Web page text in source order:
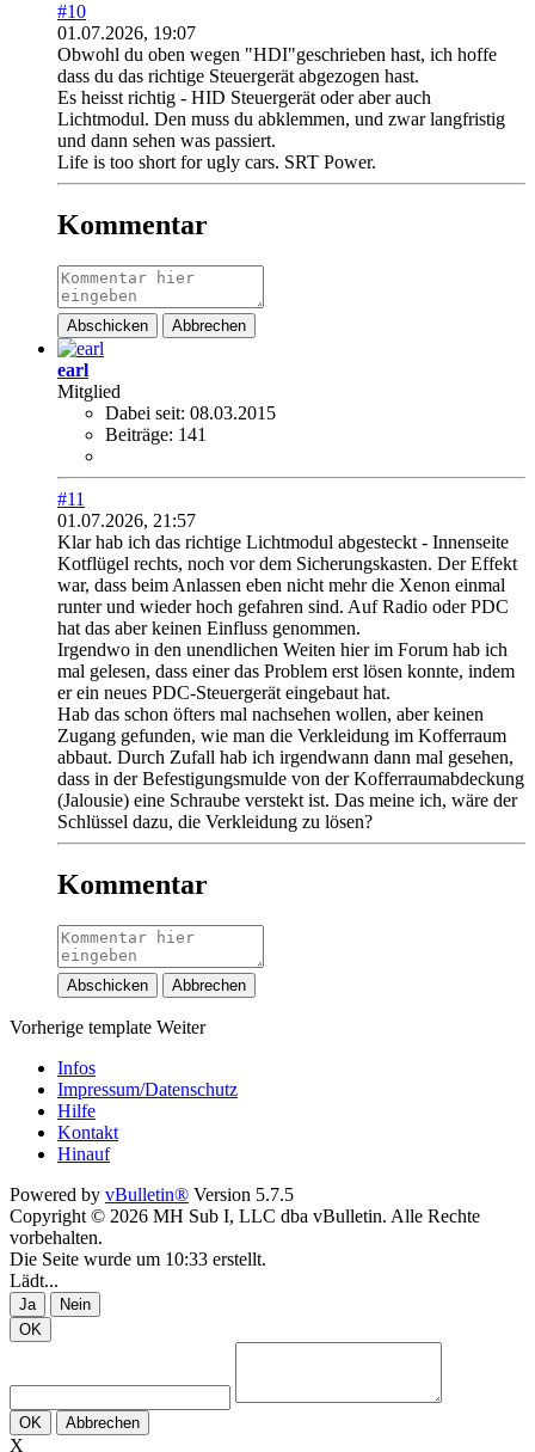
#10
01.07.2026, 19:07
Obwohl du oben wegen "HDI"geschrieben hast, ich hoffe
dass du das richtige Steuergerät abgezogen hast.
Es heisst richtig - HID Steuergerät oder aber auch
Lichtmodul. Den muss du abklemmen, und zwar langfristig
und dann sehen was passiert.
Life is too short for ugly cars. SRT Power.
Kommentar
Abschicken Abbrechen
earl
Mitglied
Dabei seit: 08.03.2015
Beiträge: 141
#11
01.07.2026, 21:57
Klar hab ich das richtige Lichtmodul abgesteckt - Innenseite
Kotflügel rechts, noch vor dem Sicherungskasten. Der Effekt
war, dass beim Anlassen eben nicht mehr die Xenon einmal
runter und wieder hoch gefahren sind. Auf Radio oder PDC
hat das aber keinen Einfluss genommen.
Irgendwo in den unendlichen Weiten hier im Forum hab ich
mal gelesen, dass einer das Problem erst lösen konnte, indem
er ein neues PDC-Steuergerät eingebaut hat.
Hab das schon öfters mal nachsehen wollen, aber keinen
Zugang gefunden, wie man die Verkleidung im Kofferraum
abbaut. Durch Zufall hab ich irgendwann dann mal gesehen,
dass in der Befestigungsmulde von der Kofferraumabdeckung
(Jalousie) eine Schraube verstekt ist. Das meine ich, wäre der
Schlüssel dazu, die Verkleidung zu lösen?
Kommentar
Abschicken Abbrechen
Vorherige template Weiter
Infos
Impressum/Datenschutz
Hilfe
Kontakt
Hinauf
Powered by vBulletin® Version 5.7.5
Copyright © 2026 MH Sub I, LLC dba vBulletin. Alle Rechte
vorbehalten.
Die Seite wurde um 10:33 erstellt.
Lädt...
Ja
Nein
OK
OK Abbrechen
X